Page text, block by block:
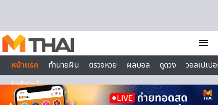
menu
หน้าแรก
ทำนายฝัน ตรวจหวย ผลบอล ดูดวง
วอลเปเป
ไลฟ์สไตล์